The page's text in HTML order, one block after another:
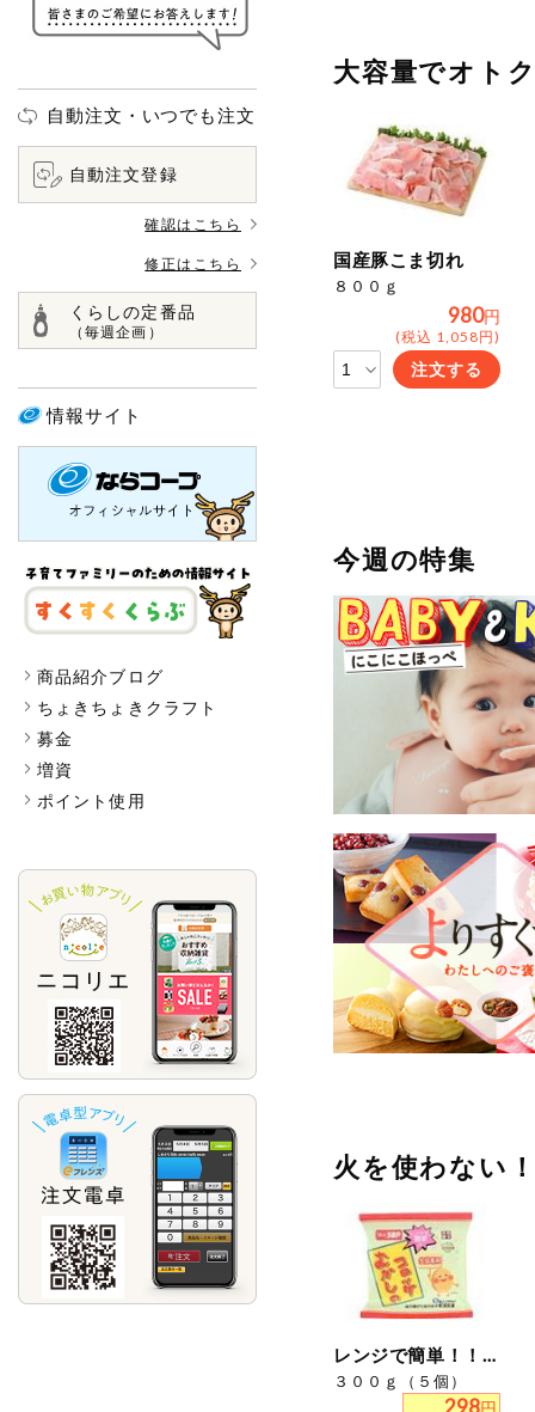
自動注文・いつでも注文
自動注文登録
確認はこちら
修正はこちら
くらしの定番品
（毎週企画）
情報サイト
商品紹介ブログ
ちょきちょきクラフト
募金
増資
ポイント使用
大容量でオト
国産豚こま切れ
８００ｇ
980円
(税込 1,058円)
注文する
今週の特集
火を使わない
レンジで簡単！！むかしのコロッケ
３００ｇ（５個）
298